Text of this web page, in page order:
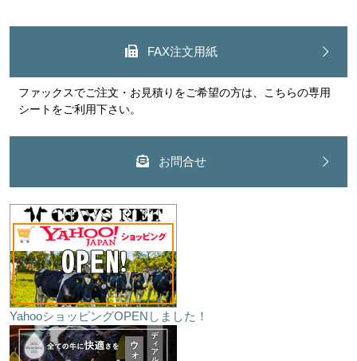
FAX注文用紙
ファックスでご注文・お見積りをご希望の方は、こちらの専用
シートをご利用下さい。
お問合せ
YahooショッピングOPENしました！